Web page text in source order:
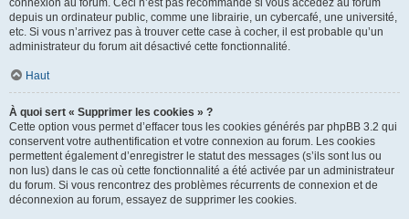
connexion au forum. Ceci n’est pas recommandé si vous accédez au forum
depuis un ordinateur public, comme une librairie, un cybercafé, une université,
etc. Si vous n’arrivez pas à trouver cette case à cocher, il est probable qu’un
administrateur du forum ait désactivé cette fonctionnalité.
Haut
À quoi sert « Supprimer les cookies » ?
Cette option vous permet d’effacer tous les cookies générés par phpBB 3.2 qui
conservent votre authentification et votre connexion au forum. Les cookies
permettent également d’enregistrer le statut des messages (s’ils sont lus ou
non lus) dans le cas où cette fonctionnalité a été activée par un administrateur
du forum. Si vous rencontrez des problèmes récurrents de connexion et de
déconnexion au forum, essayez de supprimer les cookies.